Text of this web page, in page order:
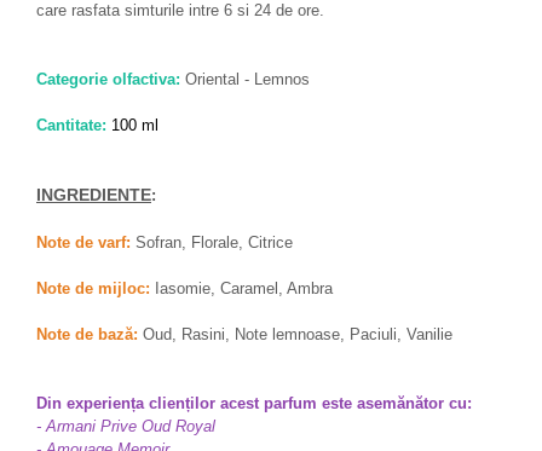
care rasfata simturile intre 6 si 24 de ore.
Categorie olfactiva: Oriental - Lemnos
Cantitate: 100 ml
INGREDIENTE:
Note de varf: Sofran, Florale, Citrice
Note de mijloc: Iasomie, Caramel, Ambra
Note de bază: Oud, Rasini, Note lemnoase, Paciuli, Vanilie
Din experiența clienților acest parfum este asemănător cu:
- Armani Prive Oud Royal